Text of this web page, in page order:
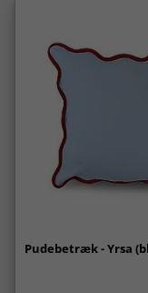
Pudebetræk - Yrsa